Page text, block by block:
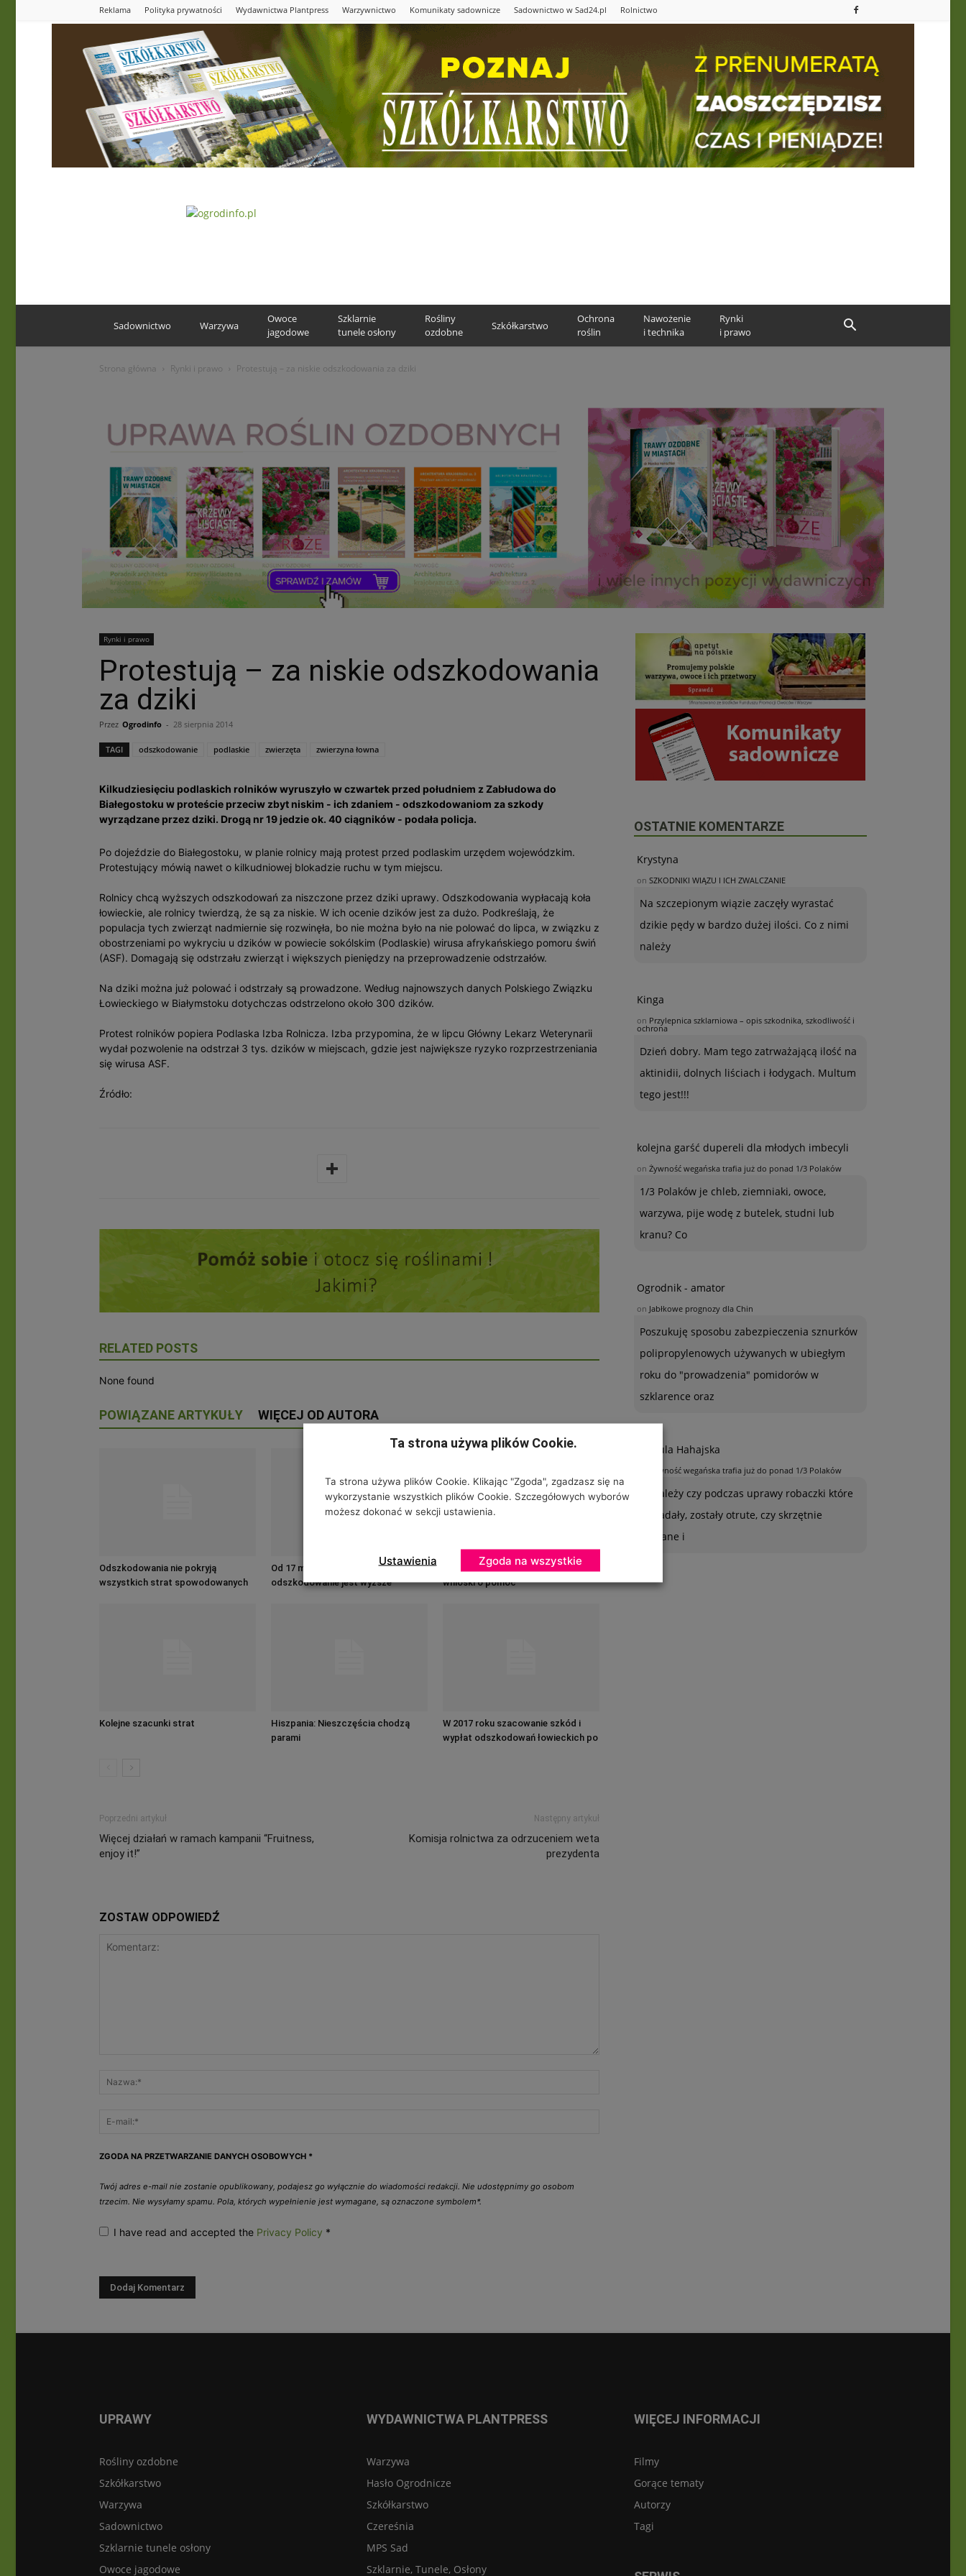
Reklama Polityka prywatności Wydawnictwa Plantpress Warzywnictwo Komunikaty sadownicze Sadownictwo w Sad24.pl Rolnictwo
Sadownictwo Warzywa
Owoce
jagodowe
Szklarnie
tunele osłony
Rośliny
ozdobne
Szkółkarstwo
Ochrona
roślin
Nawożenie
i technika
Rynki
i prawo
Strona główna Rynki i prawo Protestują – za niskie odszkodowania za dziki
Rynki i prawo
Protestują – za niskie odszkodowania
za dziki
Przez Ogrodinfo - 28 sierpnia 2014
TAGI odszkodowanie podlaskie zwierzęta zwierzyna łowna
Kilkudziesięciu podlaskich rolników wyruszyło w czwartek przed południem z Zabłudowa do
Białegostoku w proteście przeciw zbyt niskim - ich zdaniem - odszkodowaniom za szkody
wyrządzane przez dziki. Drogą nr 19 jedzie ok. 40 ciągników - podała policja.
Po dojeździe do Białegostoku, w planie rolnicy mają protest przed podlaskim urzędem wojewódzkim.
Protestujący mówią nawet o kilkudniowej blokadzie ruchu w tym miejscu.
Rolnicy chcą wyższych odszkodowań za niszczone przez dziki uprawy. Odszkodowania wypłacają koła
łowieckie, ale rolnicy twierdzą, że są za niskie. W ich ocenie dzików jest za dużo. Podkreślają, że
populacja tych zwierząt nadmiernie się rozwinęła, bo nie można było na nie polować do lipca, w związku z
obostrzeniami po wykryciu u dzików w powiecie sokólskim (Podlaskie) wirusa afrykańskiego pomoru świń
(ASF). Domagają się odstrzału zwierząt i większych pieniędzy na przeprowadzenie odstrzałów.
Na dziki można już polować i odstrzały są prowadzone. Według najnowszych danych Polskiego Związku
Łowieckiego w Białymstoku dotychczas odstrzelono około 300 dzików.
Protest rolników popiera Podlaska Izba Rolnicza. Izba przypomina, że w lipcu Główny Lekarz Weterynarii
wydał pozwolenie na odstrzał 3 tys. dzików w miejscach, gdzie jest największe ryzyko rozprzestrzeniania
się wirusa ASF.
Źródło:
RELATED POSTS
None found
POWIĄZANE ARTYKUŁY WIĘCEJ OD AUTORA
Odszkodowania nie pokryją
wszystkich strat spowodowanych
Od 17 maja jednorazowe
odszkodowanie jest wyższe
Do 18 października można składać
wnioski o pomoc
Kolejne szacunki strat
Hiszpania: Nieszczęścia chodzą
parami
W 2017 roku szacowanie szkód i
wypłat odszkodowań łowieckich po
Poprzedni artykuł
Więcej działań w ramach kampanii “Fruitness,
enjoy it!”
Następny artykuł
Komisja rolnictwa za odrzuceniem weta
prezydenta
ZOSTAW ODPOWIEDŹ
ZGODA NA PRZETWARZANIE DANYCH OSOBOWYCH *
Twój adres e-mail nie zostanie opublikowany, podajesz go wyłącznie do wiadomości redakcji. Nie udostępnimy go osobom
trzecim. Nie wysyłamy spamu. Pola, których wypełnienie jest wymagane, są oznaczone symbolem*.
I have read and accepted the Privacy Policy *
OSTATNIE KOMENTARZE
Krystyna
on SZKODNIKI WIĄZU I ICH ZWALCZANIE
Na szczepionym wiązie zaczęły wyrastać
dzikie pędy w bardzo dużej ilości. Co z nimi
należy
Kinga
on Przylepnica szklarniowa – opis szkodnika, szkodliwość i
ochrona
Dzień dobry. Mam tego zatrważającą ilość na
aktinidii, dolnych liściach i łodygach. Multum
tego jest!!!
kolejna garść dupereli dla młodych imbecyli
on Żywność wegańska trafia już do ponad 1/3 Polaków
1/3 Polaków je chleb, ziemniaki, owoce,
warzywa, pije wodę z butelek, studni lub
kranu? Co
Ogrodnik - amator
on Jabłkowe prognozy dla Chin
Poszukuję sposobu zabezpieczenia sznurków
polipropylenowych używanych w ubiegłym
roku do "prowadzenia" pomidorów w
szklarence oraz
Urszula Hahajska
Żywność wegańska trafia już do ponad 1/3 Polaków
To zależy czy podczas uprawy robaczki które
ją zjadały, zostały otrute, czy skrzętnie
zebrane i
UPRAWY
Rośliny ozdobne
Szkółkarstwo
Warzywa
Sadownictwo
Szklarnie tunele osłony
Owoce jagodowe
WYDAWNICTWA PLANTPRESS
Warzywa
Hasło Ogrodnicze
Szkółkarstwo
Czereśnia
MPS Sad
Szklarnie, Tunele, Osłony
WIĘCEJ INFORMACJI
Filmy
Gorące tematy
Autorzy
Tagi
Ta strona używa plików Cookie.
Ta strona używa plików Cookie. Klikając "Zgoda", zgadzasz się na
wykorzystanie wszystkich plików Cookie. Szczegółowych wyborów
możesz dokonać w sekcji ustawienia.
Ustawienia Zgoda na wszystkie